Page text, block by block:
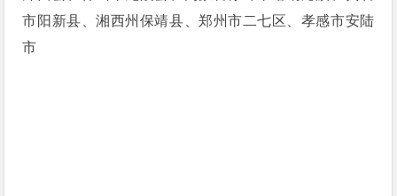
市阳新县、湘西州保靖县、郑州市二七区、孝感市安陆
市